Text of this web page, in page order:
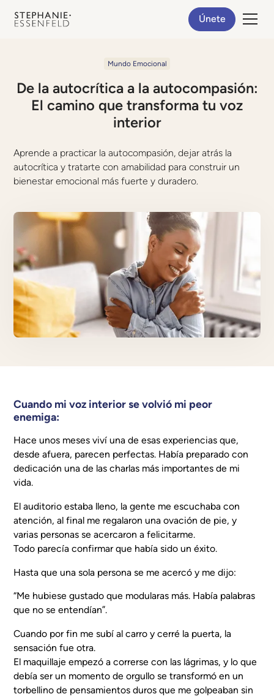
Únete
Mundo Emocional
De la autocrítica a la autocompasión:
El camino que transforma tu voz
interior
Aprende a practicar la autocompasión, dejar atrás la
autocrítica y tratarte con amabilidad para construir un
bienestar emocional más fuerte y duradero.
Cuando mi voz interior se volvió mi peor
enemiga:
Hace unos meses viví una de esas experiencias que,
desde afuera, parecen perfectas. Había preparado con
dedicación una de las charlas más importantes de mi
vida.
El auditorio estaba lleno, la gente me escuchaba con
atención, al final me regalaron una ovación de pie, y
varias personas se acercaron a felicitarme.
Todo parecía confirmar que había sido un éxito.
Hasta que una sola persona se me acercó y me dijo:
“Me hubiese gustado que modularas más. Había palabras
que no se entendían”.
Cuando por fin me subí al carro y cerré la puerta, la
sensación fue otra.
El maquillaje empezó a correrse con las lágrimas, y lo que
debía ser un momento de orgullo se transformó en un
torbellino de pensamientos duros que me golpeaban sin